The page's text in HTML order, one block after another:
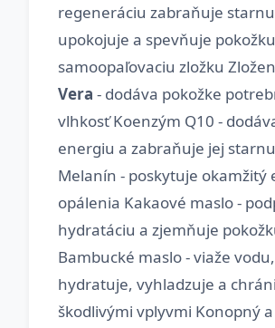
regeneráciu zabraňuje
upokojuje a spevňuje
samoopaľovaciu zložku
Vera - dodáva pokožke
vlhkosť Koenzým Q10 -
energiu a zabraňuje jej
Melanín - poskytuje okamžitý
opálenia Kakaové maslo -
hydratáciu a zjemňuje
Bambucké maslo - viaže vodu,
hydratuje, vyhladzuje a
škodlivými vplyvmi Konopný a